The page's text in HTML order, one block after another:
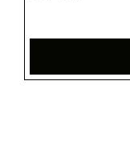
Mandarine